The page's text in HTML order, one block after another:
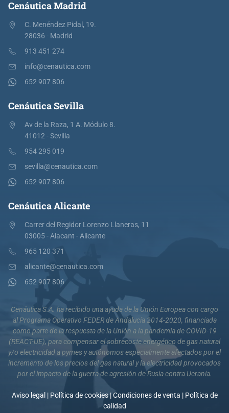
Cenáutica Madrid
C. Menéndez Pidal, 19.
28036 - Madrid
913 451 274
info@cenautica.com
652 907 806
Cenáutica Sevilla
Av de la Raza, 1 A. Módulo 8.
41012 - Sevilla
954 295 019
sevilla@cenautica.com
652 907 806
Cenáutica Alicante
Carrer del Regidor Lorenzo Llaneras, 11
03005 - Alacant - Alicante
965 120 371
alicante@cenautica.com
652 907 806
Cenáutica S.A. ha recibido una ayuda de la Unión Europea con cargo
al Programa Operativo FEDER de Andalucía 2014-2020, financiada
como parte de la respuesta de la Unión a la pandemia de COVID-19
(REACT-UE), para compensar el sobrecoste energético de gas natural
y/o electricidad a pymes y autónomos especialmente afectados por el
incremento de los precios del gas natural y la electricidad provocados
por el impacto de la guerra de agresión de Rusia contra Ucrania.
Aviso legal | Política de cookies|Condiciones de venta | Política de
calidad